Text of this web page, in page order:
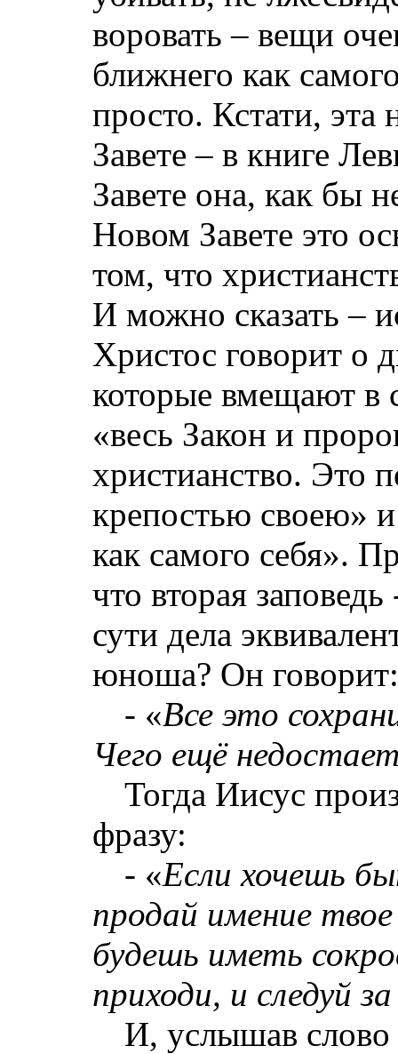
воровать – вещи
ближнего как
просто. Кстати, эта
Завете – в книге
Завете она, как бы
Новом Завете это
том, что
И можно сказать –
Христос говорит о
которые вмещают в
«весь Закон и
христианство. Это
крепостью своею»
как самого себя».
что вторая
сути дела
юноша? Он говорит:
‑ «Все это
Чего ещё
Тогда Иисус
фразу:
‑ «Если хочешь
продай имение
будешь иметь
приходи, и следуй
И, услышав